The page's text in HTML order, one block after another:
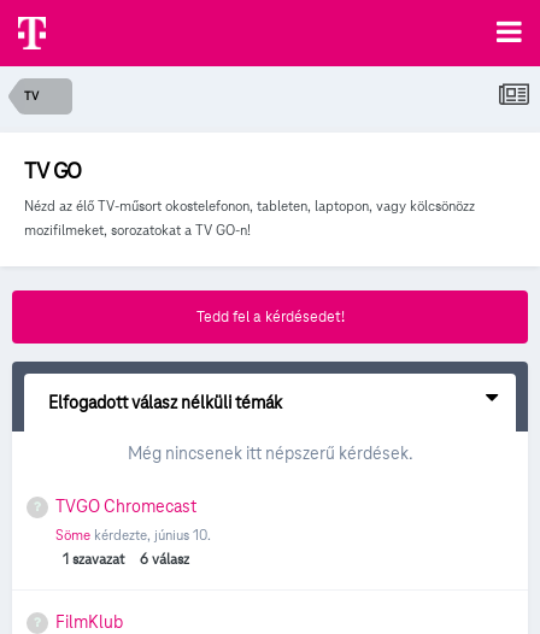
TV
TV GO
Nézd az élő TV-műsort okostelefonon, tableten, laptopon, vagy kölcsönözz
mozifilmeket, sorozatokat a TV GO-n!
Tedd fel a kérdésedet!
Elfogadott válasz nélküli témák
Még nincsenek itt népszerű kérdések.
TVGO Chromecast
Söme kérdezte, június 10.
1 szavazat 6 válasz
FilmKlub